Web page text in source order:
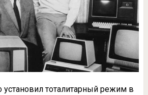
тоталитарный режим в